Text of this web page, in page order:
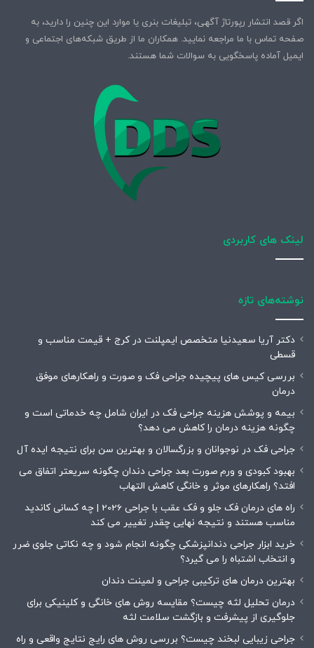
اگر قصد انتشار رپورتاژ آگهی، تبلیغات بنری یا موارد این چنین را دارید، به
صفحه تماس با ما مراجعه نمایید. همکاران ما از طریق شبکه‌های اجتماعی و
ایمیل آماده پاسخگویی به سوالات شما هستند.
لینک های کاربردی
نوشته‌های تازه
دکتر آریا سعیدنیا متخصص ایمپلنت در کرج + قیمت مناسب و
قسطی
بررسی کیس های پیچیده جراحی فک و صورت و راهکارهای موفق
درمان
بیمه و پوشش هزینه جراحی فک در ایران شامل چه خدماتی است و
چگونه هزینه درمان را کاهش می دهد؟
جراحی فک در نوجوانان و بزرگسالان و بهترین سن برای نتیجه ایده آل
بهبود کبودی و ورم صورت بعد جراحی دندان چگونه سریعتر اتفاق می
افتد؟ راهکارهای موثر و خانگی کاهش التهاب
راه های درمان فک جلو و فک عقب با جراحی 2026 | چه کسانی کاندید
مناسب هستند و نتیجه نهایی چقدر تغییر می کند
خرید ابزار جراحی دندانپزشکی چگونه انجام شود و چه نکاتی جلوی ضرر
و انتخاب اشتباه را می گیرد؟
بهترین درمان های ترکیبی جراحی و لمینت دندان
درمان تحلیل لثه چیست؟ مقایسه روش های خانگی و کلینیکی برای
جلوگیری از پیشرفت و بازگشت سلامت لثه
جراحی زیبایی لبخند چیست؟ بررسی روش های رایج نتایج واقعی و راه